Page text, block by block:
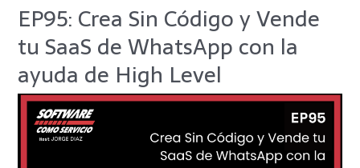
EP95: Crea Sin Código y Vende
tu SaaS de WhatsApp con la
ayuda de High Level
EP95:
Crea
Sin
y
Vende
SaaS